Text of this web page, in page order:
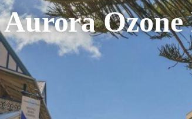
Aurora Ozone